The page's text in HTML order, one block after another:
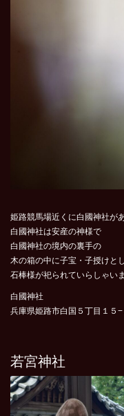
姫路競馬場近くに白國神社が
白國神社は安産の神様で
白國神社の境内の裏手の
木の箱の中に子宝・子授けと
石棒様が祀られていらしゃい
白國神社
兵庫県姫路市白国５丁目１５−
若宮神社